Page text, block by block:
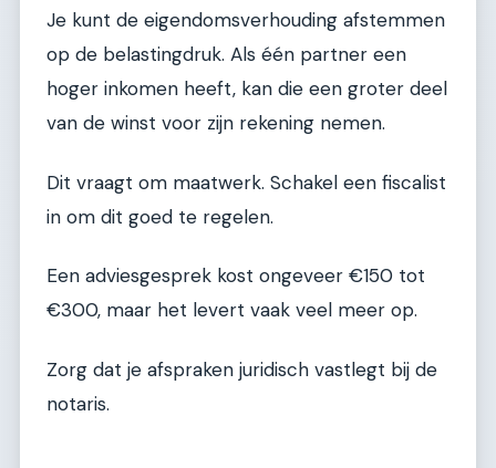
Je kunt de eigendomsverhouding afstemmen
op de belastingdruk. Als één partner een
hoger inkomen heeft, kan die een groter deel
van de winst voor zijn rekening nemen.
Dit vraagt om maatwerk. Schakel een fiscalist
in om dit goed te regelen.
Een adviesgesprek kost ongeveer €150 tot
€300, maar het levert vaak veel meer op.
Zorg dat je afspraken juridisch vastlegt bij de
notaris.